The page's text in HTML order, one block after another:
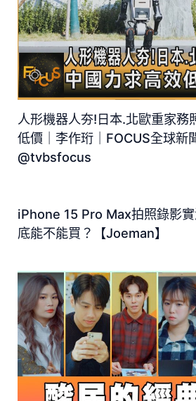
人形機器人夯!日本.北歐重家務
低價｜李作珩｜FOCUS全球
@tvbsfocus
iPhone 15 Pro Max拍照錄影
底能不能買？【Joeman】